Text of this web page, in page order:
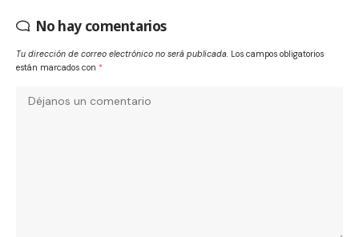
No hay comentarios
Tu dirección de correo electrónico no será publicada. Los campos obligatorios
están marcados con *